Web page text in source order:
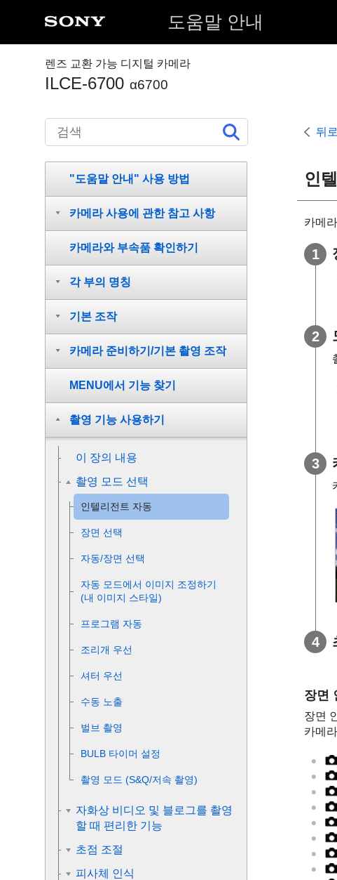
도움말 안내
렌즈 교환 가능 디지털 카메라
ILCE-6700 α6700
뒤로
인
카메
장면
장면
카메
"도움말 안내" 사용 방법
카메라 사용에 관한 참고 사항
카메라와 부속품 확인하기
각 부의 명칭
기본 조작
카메라 준비하기/기본 촬영 조작
MENU에서 기능 찾기
촬영 기능 사용하기
이 장의 내용
촬영 모드 선택
인텔리전트 자동
장면 선택
자동/장면 선택
자동 모드에서 이미지 조정하기
(내 이미지 스타일)
프로그램 자동
조리개 우선
셔터 우선
수동 노출
벌브 촬영
BULB 타이머 설정
촬영 모드 (S&Q/저속 촬영)
자화상 비디오 및 블로그를 촬영
할 때 편리한 기능
초점 조절
피사체 인식